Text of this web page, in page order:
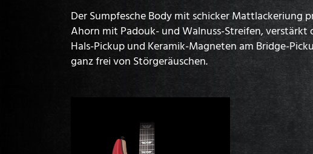
Der Sumpfesche Body mit schicker Mattlackeriung
Ahorn mit Padouk- und Walnuss-Streifen,
Hals-Pickup und Keramik-Magneten am Bridge-
ganz frei von Störgeräuschen.